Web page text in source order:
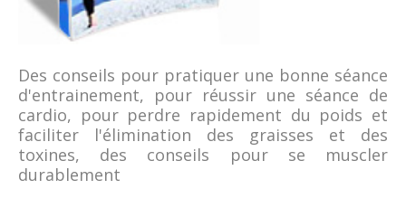
Des conseils pour pratiquer une bonne séance
d'entrainement, pour réussir une séance de
cardio, pour perdre rapidement du poids et
faciliter l'élimination des graisses et des
toxines, des conseils pour se muscler
durablement